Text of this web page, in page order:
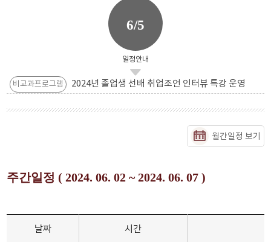
6/5
일정안내
비교과프로그램 2024년 졸업생 선배 취업조언 인터뷰 특강 운영
월간일정 보기
주간일정 ( 2024. 06. 02 ~ 2024. 06. 07 )
날짜 시간